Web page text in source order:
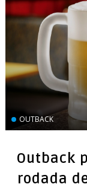
OUTBACK
Outback
rodada